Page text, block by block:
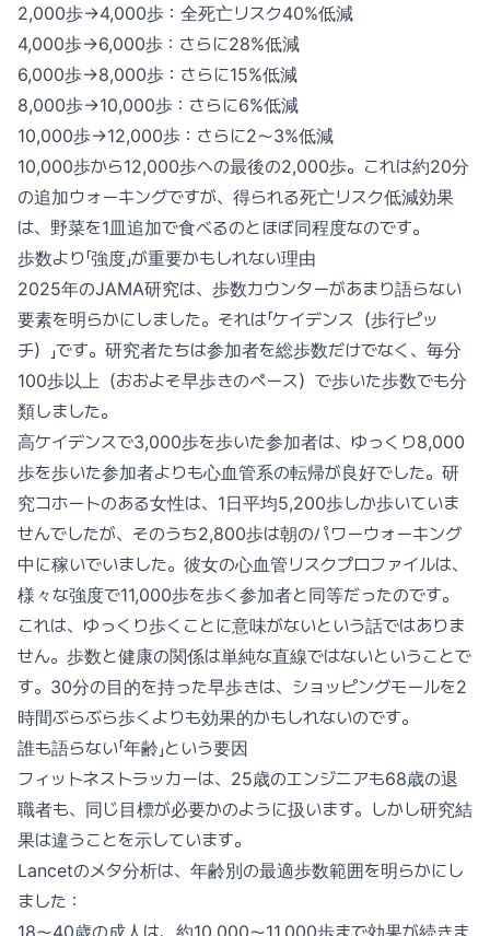
2,000歩→4,000歩：全死亡リスク40%低減
4,000歩→6,000歩：さらに28%低減
6,000歩→8,000歩：さらに15%低減
8,000歩→10,000歩：さらに6%低減
10,000歩→12,000歩：さらに2〜3%低減
10,000歩から12,000歩への最後の2,000歩。これは約20分
の追加ウォーキングですが、得られる死亡リスク低減効果
は、野菜を1皿追加で食べるのとほぼ同程度なのです。
歩数より「強度」が重要かもしれない理由
2025年のJAMA研究は、歩数カウンターがあまり語らない
要素を明らかにしました。それは「ケイデンス（歩行ピッ
チ）」です。研究者たちは参加者を総歩数だけでなく、毎分
100歩以上（おおよそ早歩きのペース）で歩いた歩数でも分
類しました。
高ケイデンスで3,000歩を歩いた参加者は、ゆっくり8,000
歩を歩いた参加者よりも心血管系の転帰が良好でした。研
究コホートのある女性は、1日平均5,200歩しか歩いていま
せんでしたが、そのうち2,800歩は朝のパワーウォーキング
中に稼いでいました。彼女の心血管リスクプロファイルは、
様々な強度で11,000歩を歩く参加者と同等だったのです。
これは、ゆっくり歩くことに意味がないという話ではありま
せん。歩数と健康の関係は単純な直線ではないということで
す。30分の目的を持った早歩きは、ショッピングモールを2
時間ぶらぶら歩くよりも効果的かもしれないのです。
誰も語らない「年齢」という要因
フィットネストラッカーは、25歳のエンジニアも68歳の退
職者も、同じ目標が必要かのように扱います。しかし研究結
果は違うことを示しています。
Lancetのメタ分析は、年齢別の最適歩数範囲を明らかにし
ました：
18〜40歳の成人は、約10,000〜11,000歩まで効果が続きま